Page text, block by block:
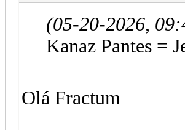
(05-20-2026,
Kanaz Pantes =
Olá Fractum